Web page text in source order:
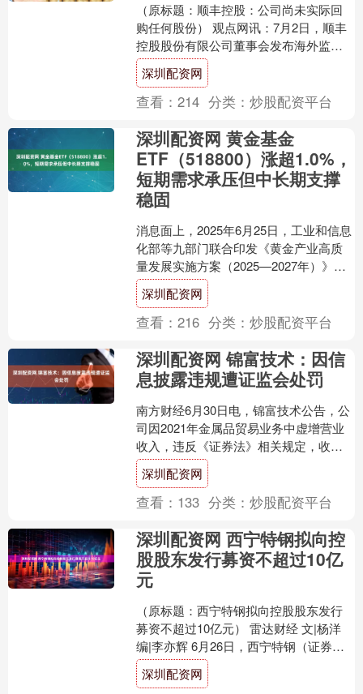
（原标题：顺丰控股：公司尚未实际回
购任何股份） 观点网讯：7月2日，顺丰
控股股份有限公司董事会发布海外监管
公告，披露了关于回购公司A股股份的进
展情况。 顺丰控股....
深圳配资网
查看：214 分类：炒股配资平台
深圳配资网 黄金基金
ETF（518800）涨超1.0%，
短期需求承压但中长期支撑
稳固
消息面上，2025年6月25日，工业和信息
化部等九部门联合印发《黄金产业高质
量发展实施方案（2025—2027年）》，
提出到2027年实现黄金资源量增长5%至
1....
深圳配资网
查看：216 分类：炒股配资平台
深圳配资网 锦富技术：因信
息披露违规遭证监会处罚
南方财经6月30日电，锦富技术公告，公
司因2021年金属品贸易业务中虚增营业
收入，违反《证券法》相关规定，收到
中国证监会江苏监管局下发的《行政处
罚决定书》。决定....
深圳配资网
查看： 133 分类：炒股配资平台
深圳配资网 西宁特钢拟向控
股股东发行募资不超过10亿
元
（原标题：西宁特钢拟向控股股东发行
募资不超过10亿元） 雷达财经 文|杨洋
编|李亦辉 6月26日，西宁特钢（证券代
码：600117）发布了2025年度向特定
对....
深圳配资网